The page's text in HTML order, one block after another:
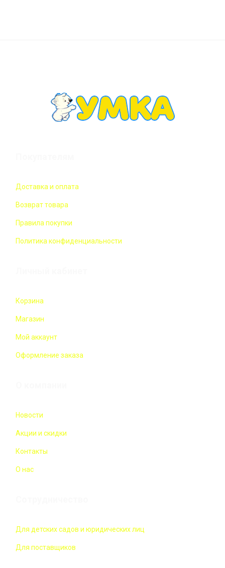
Доставка и оплата
Возврат товара
Правила покупки
Политика конфиденциальности
Корзина
Магазин
Мой аккаунт
Оформление заказа
Новости
Акции и скидки
Контакты
О нас
Для детских садов и юридических лиц
Для поставщиков